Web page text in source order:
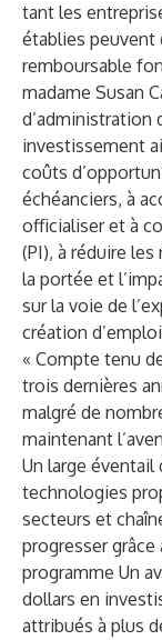
tant les
établies peuvent
remboursable
madame Susan
d’administration
investissement
coûts
échéanciers, à
officialiser et à
(PI), à réduire
la portée et
sur la voie de
création
« Compte tenu
trois dernières
malgré de
maintenant
Un large éventail
technologies
secteurs et
progresser
programme Un
dollars en
attribués à plus